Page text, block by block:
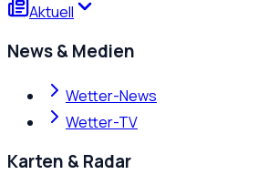
Aktuell
News & Medien
Wetter-News
Wetter-TV
Karten & Radar